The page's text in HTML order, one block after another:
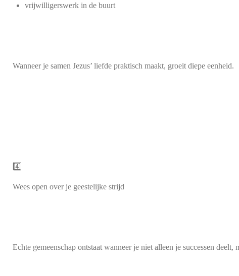
vrijwilligerswerk in de buurt
Wanneer je samen Jezus’ liefde praktisch maakt, groeit diepe eenheid.
4️⃣
Wees open over je geestelijke strijd
Echte gemeenschap ontstaat wanneer je niet alleen je successen deelt,